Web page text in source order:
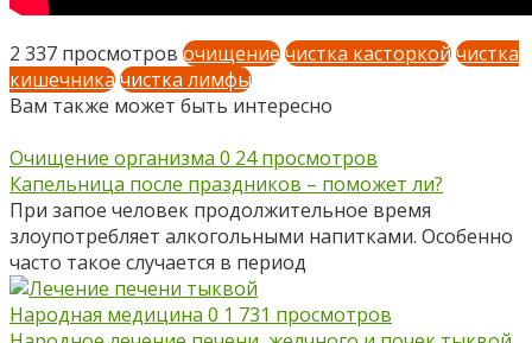
2 337 просмотров очищениечистка касторкойчистка
кишечникачистка лимфы
Вам также может быть интересно
Очищение организма 0 24 просмотров
Капельница после праздников – поможет ли?
При запое человек продолжительное время
злоупотребляет алкогольными напитками. Особенно
часто такое случается в период
Народная медицина 0 1 731 просмотров